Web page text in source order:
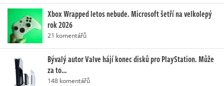
Xbox Wrapped letos nebude. Microsoft šetří na velkolepý
rok 2026
21 komentářů
Bývalý autor Valve hájí konec disků pro PlayStation. Může
za to…
148 komentářů